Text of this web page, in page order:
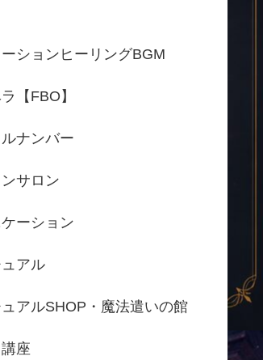
ションヒーリングBGM
【FBO】
ナンバー
サロン
ーション
アル
アルSHOP・魔法遣いの館
座